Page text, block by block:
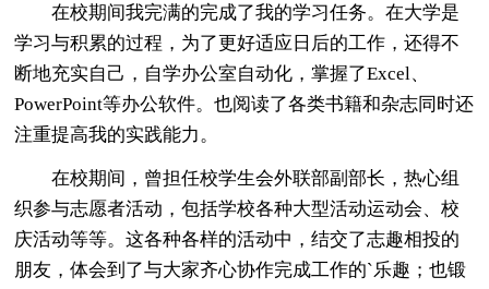
在校期间我完满的完成了我的学习任务。在大学是
学习与积累的过程，为了更好适应日后的工作，还得不
断地充实自己，自学办公室自动化，掌握了Excel、
PowerPoint等办公软件。也阅读了各类书籍和杂志同时还
注重提高我的实践能力。
在校期间，曾担任校学生会外联部副部长，热心组
织参与志愿者活动，包括学校各种大型活动运动会、校
庆活动等等。这各种各样的活动中，结交了志趣相投的
朋友，体会到了与大家齐心协作完成工作的`乐趣；也锻